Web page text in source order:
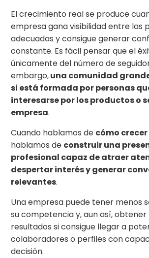
El crecimiento real se produce
empresa gana visibilidad entre las
adecuadas y consigue generar
constante. Es fácil pensar que el
únicamente del número de
embargo,una comunidad
si está formada por personas
interesarse por los productos o
empresa.
Cuando hablamos de cómo
hablamos de construir una
profesional capaz de atraer
despertar interés y generar
relevantes.
Una empresa puede tener menos
su competencia y, aun así, obtener
resultados si consigue llegar a
colaboradores o perfiles con
decisión.